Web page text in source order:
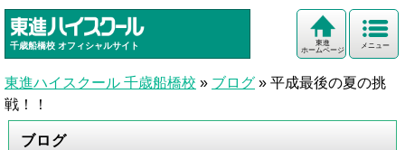
千歳船橋校 オフィシャルサイト メニュー
東進
ホームページ
東進ハイスクール 千歳船橋校 » ブログ » 平成最後の夏の挑
戦！！
ブログ